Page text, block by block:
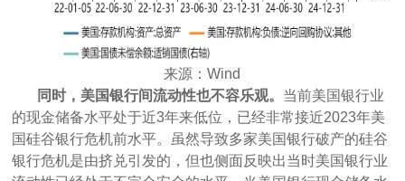
来源：Wind
同时，美国银行间流动性也不容乐观。 当前美国银行业
的现金储备水平处于近3年来低位，已经非常接近2023年美
国硅谷银行危机前水平。虽然导致多家美国银行破产的硅谷
银行危机是由挤兑引发的，但也侧面反映出当时美国银行业